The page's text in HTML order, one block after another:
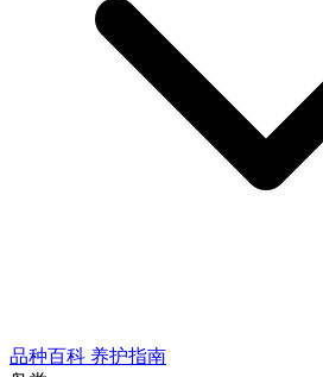
品种百科 养护指南